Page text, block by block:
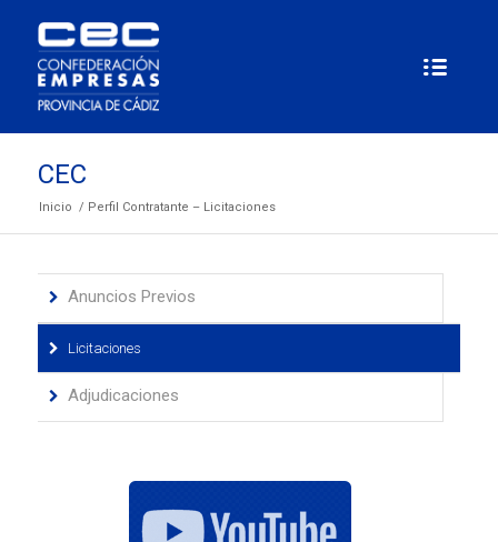
CEC
Inicio / Perfil Contratante – Licitaciones
Anuncios Previos
Licitaciones
Adjudicaciones